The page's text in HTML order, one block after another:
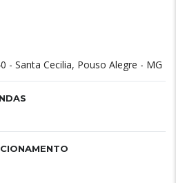
- Santa Cecilia, Pouso Alegre - MG